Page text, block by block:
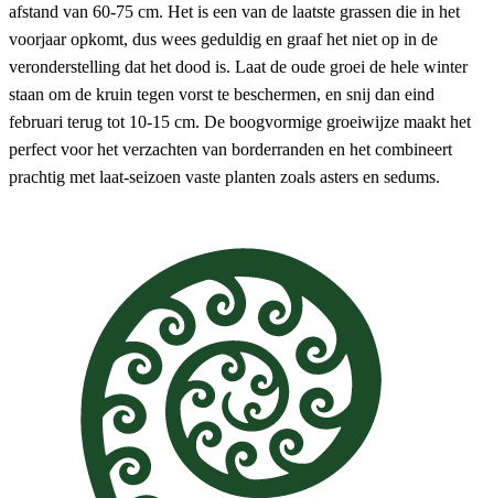
afstand van 60-75 cm. Het is een van de laatste grassen die in het
voorjaar opkomt, dus wees geduldig en graaf het niet op in de
veronderstelling dat het dood is. Laat de oude groei de hele winter
staan om de kruin tegen vorst te beschermen, en snij dan eind
februari terug tot 10-15 cm. De boogvormige groeiwijze maakt het
perfect voor het verzachten van borderranden en het combineert
prachtig met laat-seizoen vaste planten zoals asters en sedums.